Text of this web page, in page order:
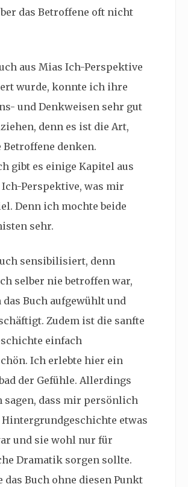
das Betroffene oft nicht
aus Mias Ich-Perspektive
wurde, konnte ich ihre
und Denkweisen sehr gut
denn es ist die Art,
Betroffene denken.
gibt es einige Kapitel aus
Ich-Perspektive, was mir
Denn ich mochte beide
sehr.
sensibilisiert, denn
selber nie betroffen war,
Buch aufgewühlt und
Zudem ist die sanfte
einfach
Ich erlebte hier ein
der Gefühle. Allerdings
sagen, dass mir persönlich
Hintergrundgeschichte etwas
und sie wohl nur für
Dramatik sorgen sollte.
das Buch ohne diesen Punkt